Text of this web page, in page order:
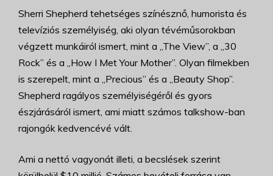
Sherri Shepherd tehetséges színésznő, humorista és
televíziós személyiség, aki olyan tévéműsorokban
végzett munkáiról ismert, mint a „The View”, a „30
Rock” és a „How I Met Your Mother”. Olyan filmekben
is szerepelt, mint a „Precious” és a „Beauty Shop”.
Shepherd ragályos személyiségéről és gyors
észjárásáról ismert, ami miatt számos talkshow-ban
rajongók kedvencévé vált.
Ami a nettó vagyonát illeti, a becslések szerint